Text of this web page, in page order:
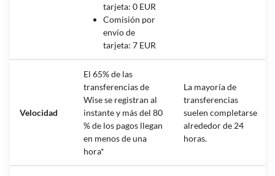
tarjeta: 0 EUR
Comisión por
envío de
tarjeta: 7 EUR
Velocidad
El 65% de las
transferencias de
Wise se registran al
instante y más del 80
% de los pagos llegan
en menos de una
hora*
La mayoría de
transferencias
suelen completarse
alrededor de 24
horas.